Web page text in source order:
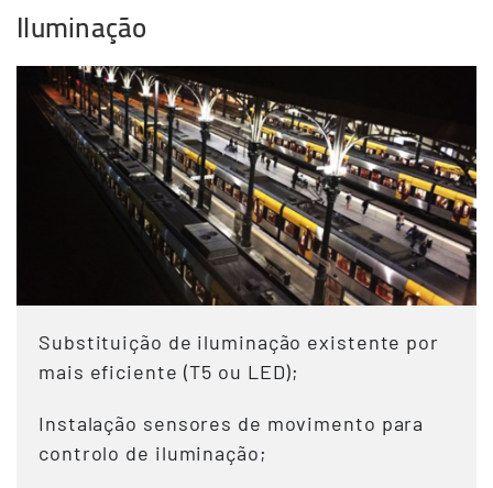
Iluminação
Substituição de iluminação existente por
mais eficiente (T5 ou LED);
Instalação sensores de movimento para
controlo de iluminação;